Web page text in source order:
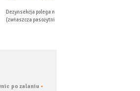
owadów
komary,…
po zalaniu •